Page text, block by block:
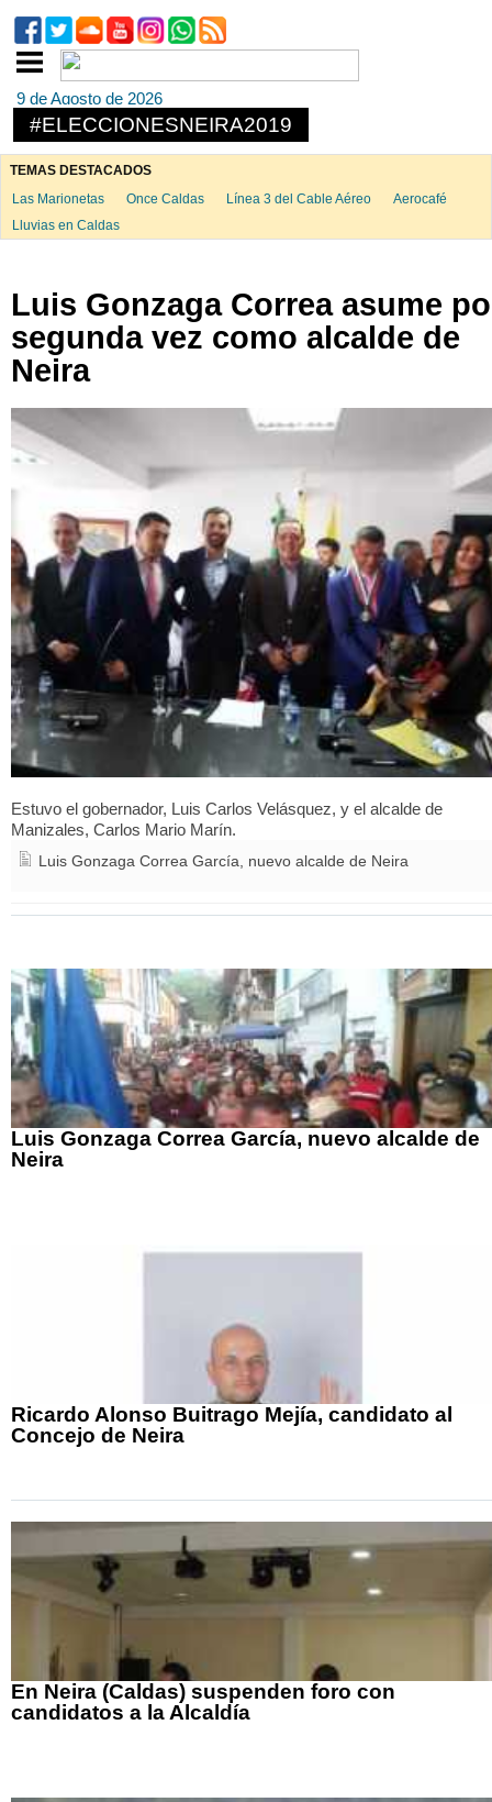
9 de Agosto de 2026
#ELECCIONESNEIRA2019
TEMAS DESTACADOS
Las Marionetas
Once Caldas Línea 3 del Cable Aéreo
Aerocafé
Lluvias en Caldas
Luis Gonzaga Correa asume
segunda vez como alcalde de
Neira
Estuvo el gobernador, Luis Carlos Velásquez, y el alcalde de
Manizales, Carlos Mario Marín.
Luis Gonzaga Correa García, nuevo alcalde de Neira
Luis Gonzaga Correa García, nuevo alcalde de
Neira
Ricardo Alonso Buitrago Mejía, candidato al
Concejo de Neira
En Neira (Caldas) suspenden foro con
candidatos a la Alcaldía